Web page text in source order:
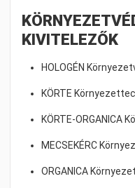
KIVITELEZŐK
HOLOGÉN
KÖRTE
KÖRTE-ORGANICA
MECSEKÉRC
ORGANICA